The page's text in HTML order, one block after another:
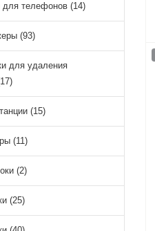
телефонов (14)
(93)
для удаления
(15)
(11)
(2)
(25)